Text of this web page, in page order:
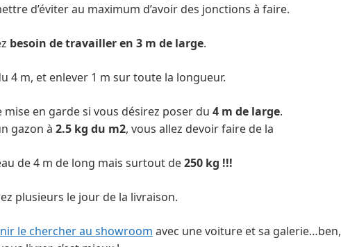
d’éviter au maximum d’avoir des jonctions à faire.
besoin de travailler en 3 m de large.
4 m, et enlever 1 m sur toute la longueur.
en garde si vous désirez poser du 4 m de large.
gazon à 2.5 kg du m2, vous allez devoir faire de la
de 4 m de long mais surtout de250 kg !!!
plusieurs le jour de la livraison.
le chercher au showroom avec une voiture et sa galerie…ben,